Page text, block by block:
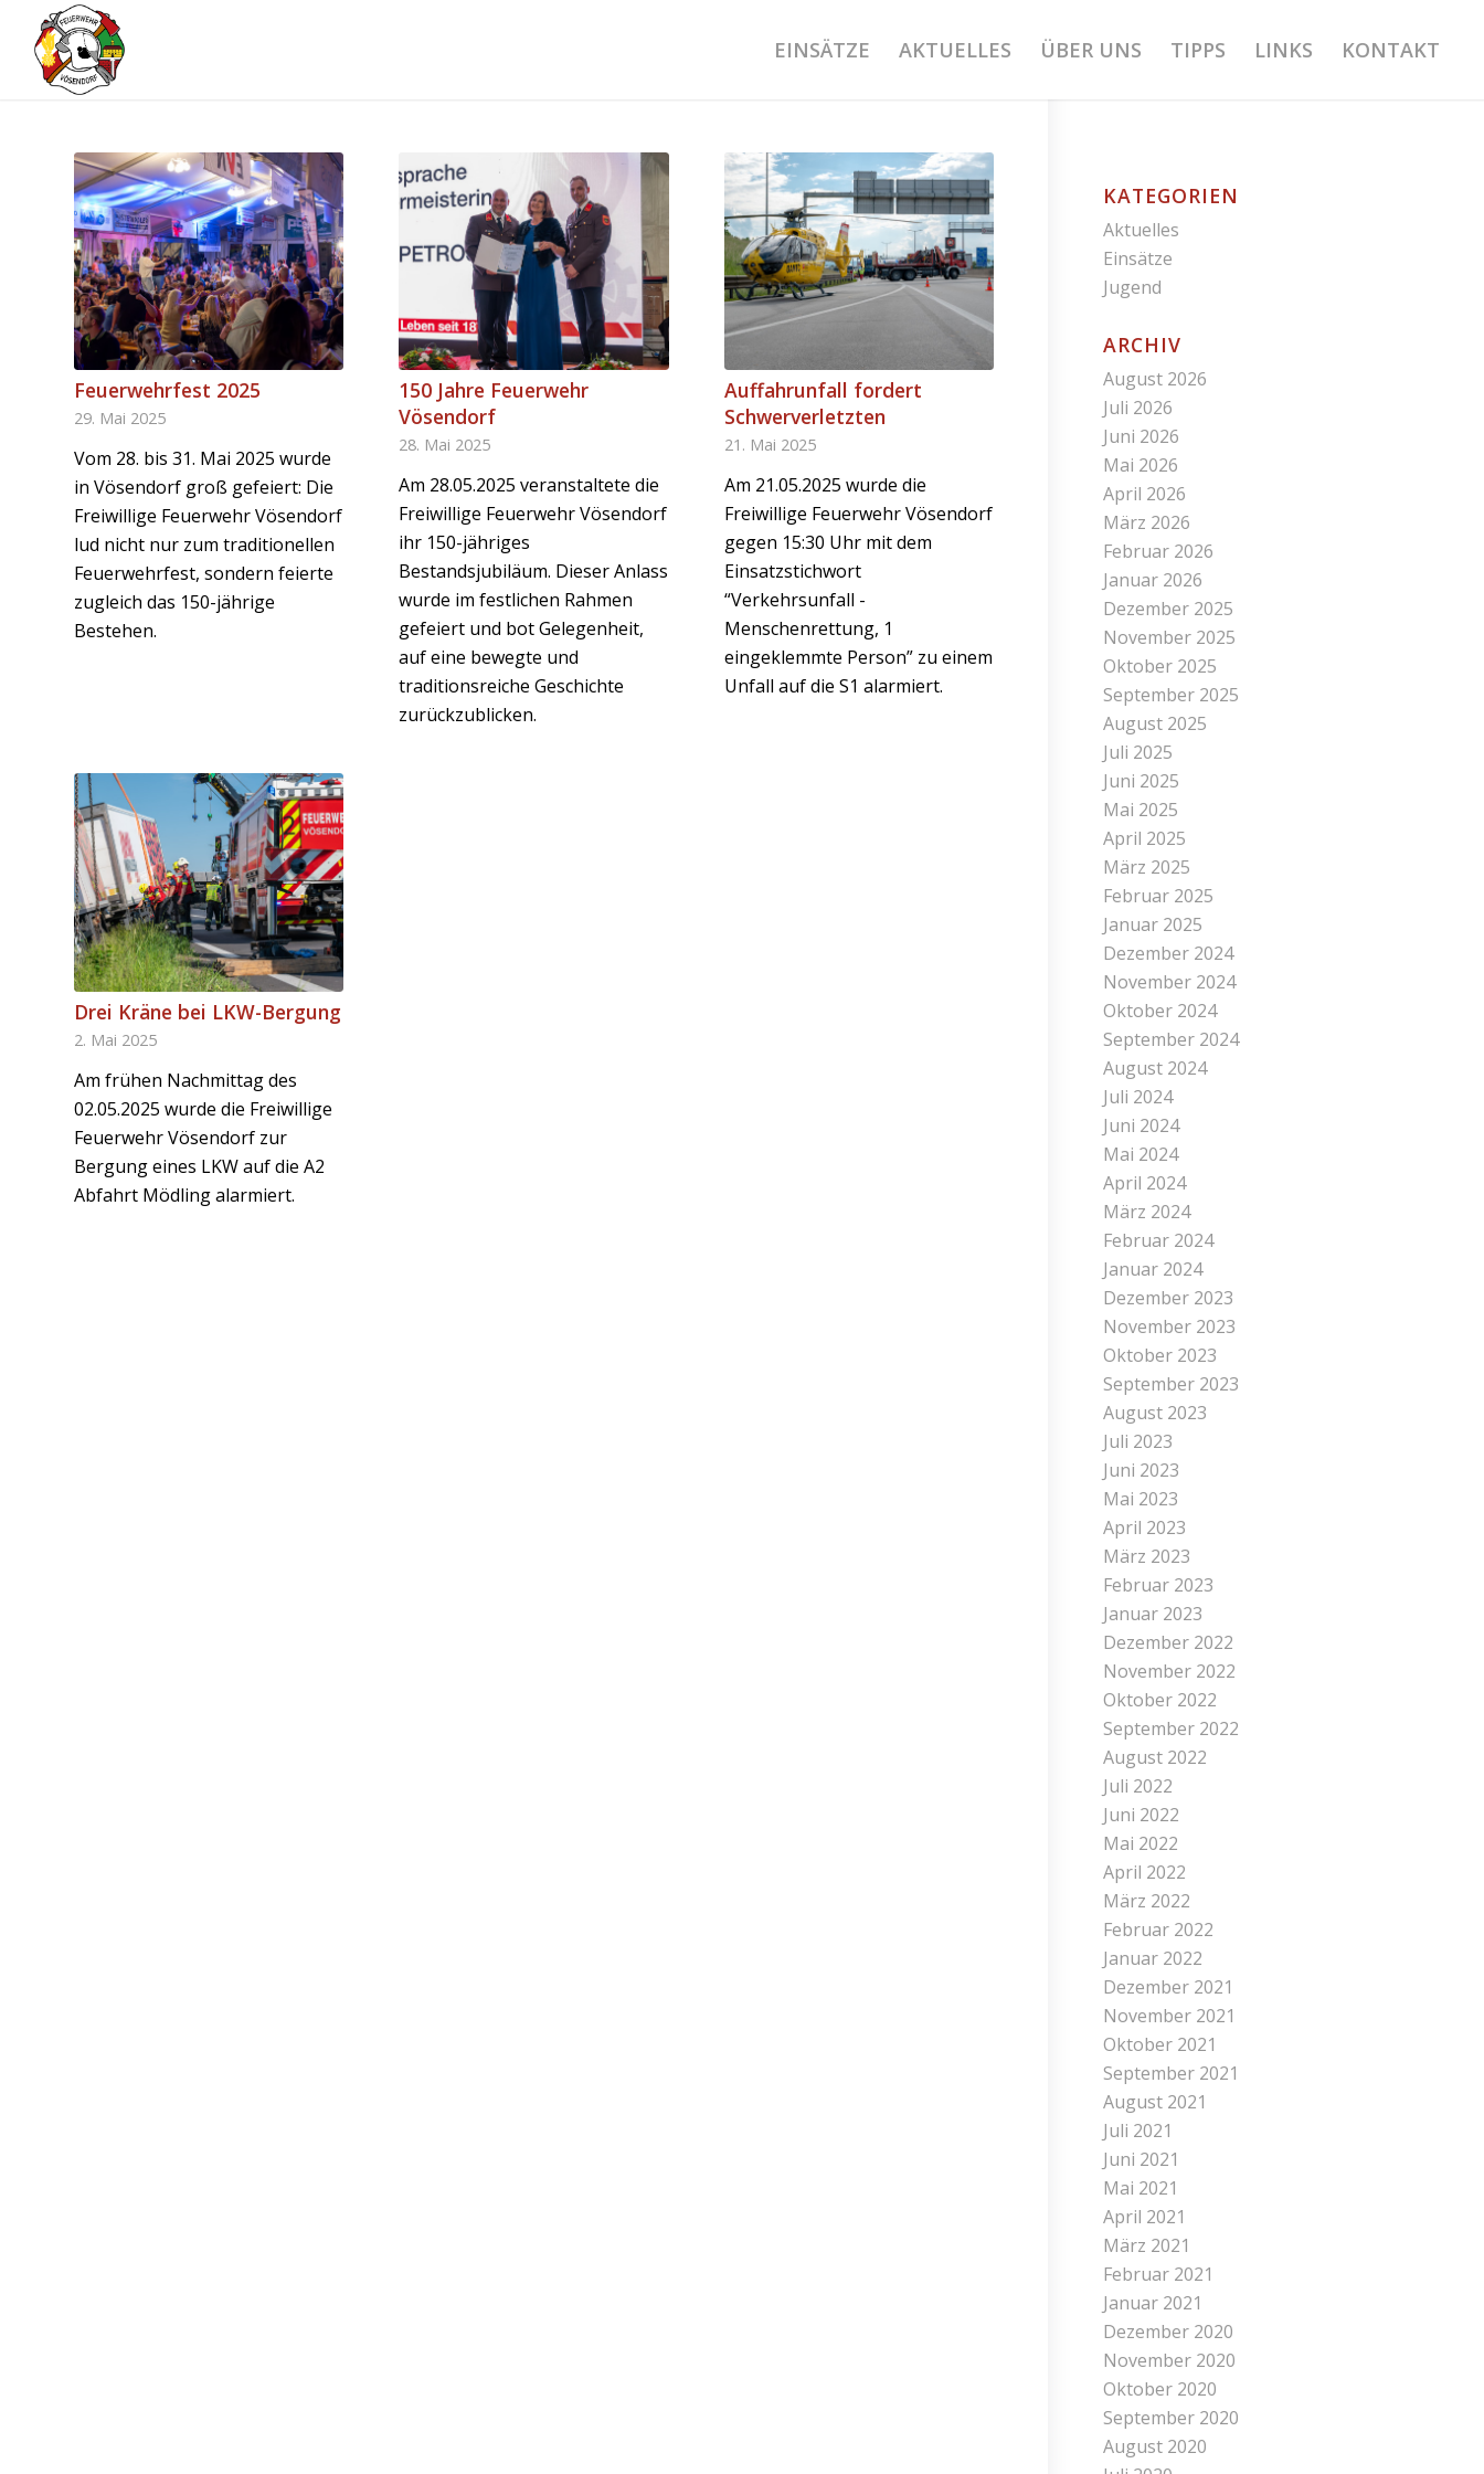
EINSÄTZE AKTUELLES ÜBER UNS TIPPS LINKS KONTAKT
Feuerwehrfest 2025
29. Mai 2025
Vom 28. bis 31. Mai 2025 wurde
in Vösendorf groß gefeiert: Die
Freiwillige Feuerwehr Vösendorf
lud nicht nur zum traditionellen
Feuerwehrfest, sondern feierte
zugleich das 150-jährige
Bestehen.
150 Jahre Feuerwehr
Vösendorf
28. Mai 2025
Am 28.05.2025 veranstaltete die
Freiwillige Feuerwehr Vösendorf
ihr 150-jähriges
Bestandsjubiläum. Dieser Anlass
wurde im festlichen Rahmen
gefeiert und bot Gelegenheit,
auf eine bewegte und
traditionsreiche Geschichte
zurückzublicken.
Auffahrunfall fordert
Schwerverletzten
21. Mai 2025
Am 21.05.2025 wurde die
Freiwillige Feuerwehr Vösendorf
gegen 15:30 Uhr mit dem
Einsatzstichwort
“Verkehrsunfall -
Menschenrettung, 1
eingeklemmte Person” zu einem
Unfall auf die S1 alarmiert.
Drei Kräne bei LKW-Bergung
2. Mai 2025
Am frühen Nachmittag des
02.05.2025 wurde die Freiwillige
Feuerwehr Vösendorf zur
Bergung eines LKW auf die A2
Abfahrt Mödling alarmiert.
KATEGORIEN
Aktuelles
Einsätze
Jugend
ARCHIV
August 2026
Juli 2026
Juni 2026
Mai 2026
April 2026
März 2026
Februar 2026
Januar 2026
Dezember 2025
November 2025
Oktober 2025
September 2025
August 2025
Juli 2025
Juni 2025
Mai 2025
April 2025
März 2025
Februar 2025
Januar 2025
Dezember 2024
November 2024
Oktober 2024
September 2024
August 2024
Juli 2024
Juni 2024
Mai 2024
April 2024
März 2024
Februar 2024
Januar 2024
Dezember 2023
November 2023
Oktober 2023
September 2023
August 2023
Juli 2023
Juni 2023
Mai 2023
April 2023
März 2023
Februar 2023
Januar 2023
Dezember 2022
November 2022
Oktober 2022
September 2022
August 2022
Juli 2022
Juni 2022
Mai 2022
April 2022
März 2022
Februar 2022
Januar 2022
Dezember 2021
November 2021
Oktober 2021
September 2021
August 2021
Juli 2021
Juni 2021
Mai 2021
April 2021
März 2021
Februar 2021
Januar 2021
Dezember 2020
November 2020
Oktober 2020
September 2020
August 2020